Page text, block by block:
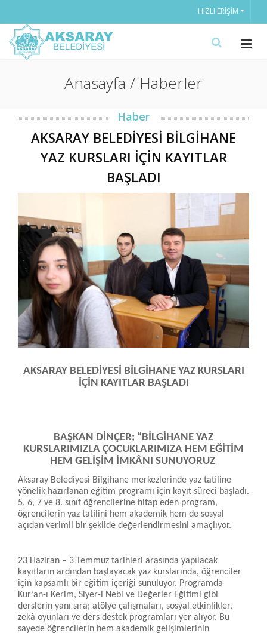
HIZLI ERIŞIM
Anasayfa / Haberler
Haber
AKSARAY BELEDİYESİ BİLGİHANE
YAZ KURSLARI İÇİN KAYITLAR
BAŞLADI
AKSARAY BELEDİYESİ BİLGİHANE YAZ KURSLARI
İÇİN KAYITLAR BAŞLADI
BAŞKAN DİNÇER; “BİLGİHANE YAZ
KURSLARIMIZLA ÇOCUKLARIMIZA HEM EĞİTİM
HEM GELİŞİM İMKÂNI SUNUYORUZ
Aksaray Belediyesi Bilgihane merkezlerinde yaz tatiline
yönelik hazırlanan eğitim programı için kayıt süreci başladı.
5, 6, 7 ve 8. sınıf öğrencilerine hitap eden program,
öğrencilerin yaz tatilini hem akademik hem de sosyal
açıdan verimli bir şekilde değerlendirmesini amaçlıyor.
23 Haziran – 3 Temmuz tarihleri arasında yapılacak
kayıtların ardından başlayacak yaz kurslarında, öğrenciler
için kapsamlı bir eğitim içeriği sunuluyor. Programda
Kur’an-ı Kerim, Siyer-i Nebi ve Değerler Eğitimi gibi
derslerin yanı sıra; atölye çalışmaları, sosyal etkinlikler,
zekâ oyunları ve ders destek programları yer alıyor. Bu
sayede öğrencilerin hem akademik gelişimlerinin